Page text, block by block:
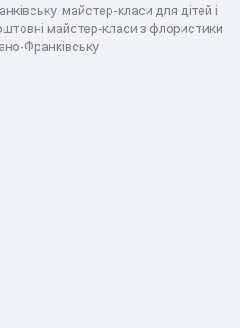
майстер-класи для дітей і
майстер-класи з флористики
Франківську